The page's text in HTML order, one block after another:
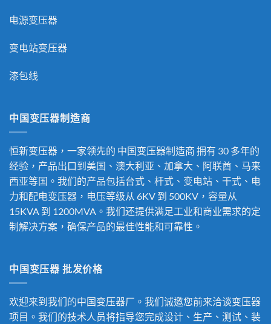
电源变压器
变电站变压器
漆包线
中国变压器制造商
恒新变压器，一家领先的 中国变压器制造商 拥有 30 多年的
经验，产品出口到美国、澳大利亚、加拿大、阿联酋、马来
西亚等国。我们的产品包括台式、杆式、变电站、干式、电
力和配电变压器，电压等级从 6KV 到 500KV，容量从
15KVA 到 1200MVA。我们还提供满足工业和商业需求的定
制解决方案，确保产品的最佳性能和可靠性。
中国变压器 批发价格
欢迎来到我们的中国变压器厂。我们诚邀您前来洽谈变压器
项目。我们的技术人员将指导您完成设计、生产、测试、装